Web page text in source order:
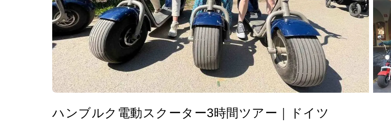
ハンブルク電動スクーター3時間ツアー｜ドイツ